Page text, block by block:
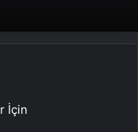
İçin